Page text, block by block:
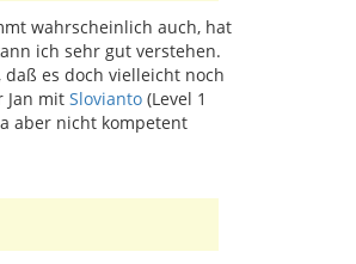
wahrscheinlich auch, hat
ich sehr gut verstehen.
es doch vielleicht noch
Jan mit Slovianto (Level 1
aber nicht kompetent